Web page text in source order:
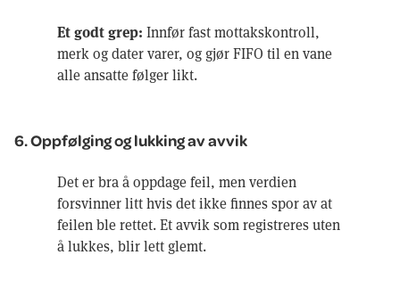
Et godt grep: Innfør fast mottakskontroll,
merk og dater varer, og gjør FIFO til en vane
alle ansatte følger likt.
6. Oppfølging og lukking av avvik
Det er bra å oppdage feil, men verdien
forsvinner litt hvis det ikke finnes spor av at
feilen ble rettet. Et avvik som registreres uten
å lukkes, blir lett glemt.